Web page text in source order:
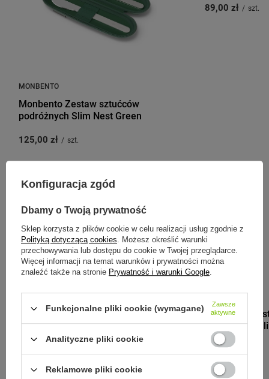
MONBENTO
Monbento Zestaw sztućców
podróżnych Slim Nest Green
125,00 zł / szt.
89,00 zł / szt.
Zobacz inne produkty tego
producenta
MONBENTO
Monbento
podróżnych
95,00 zł
Konfiguracja zgód
Dbamy o Twoją prywatność
Sklep korzysta z plików cookie w celu realizacji usług zgodnie z
Polityką dotyczącą cookies. Możesz określić warunki
przechowywania lub dostępu do cookie w Twojej przeglądarce.
Więcej informacji na temat warunków i prywatności można
znaleźć także na stronie Prywatność i warunki Google.
Funkcjonalne pliki cookie (wymagane)
Zawsze
aktywne
Analityczne pliki cookie
Reklamowe pliki cookie